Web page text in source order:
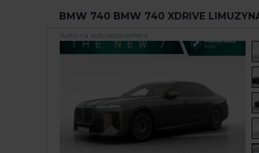
BMW 740 BMW 740 XDRIVE
Auto na autoabonament